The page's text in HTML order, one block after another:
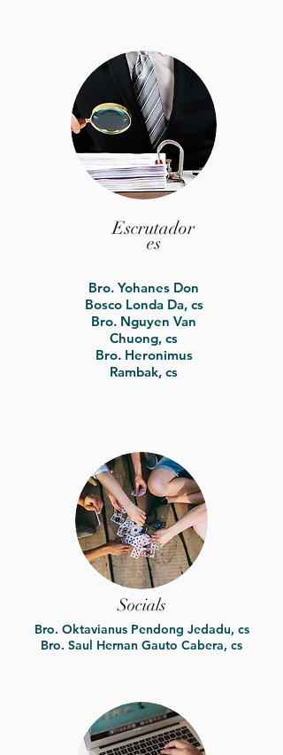
Escrutador
es
Bro. Yohanes Don
Bosco Londa Da, cs
Bro. Nguyen Van
Chuong, cs
Bro. Heronimus
Rambak, cs
Socials
Bro. Oktavianus Pendong Jedadu, cs
Bro. Saul Hernan Gauto Cabera, cs